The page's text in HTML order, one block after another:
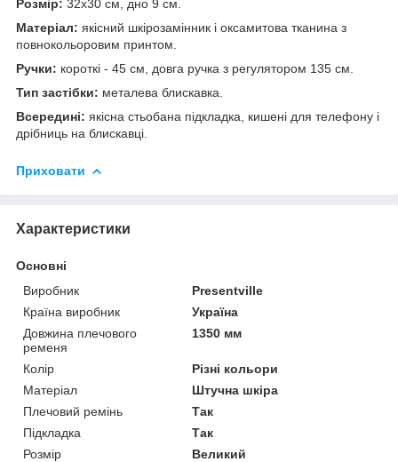
Розмір: 32х30 см, дно 9 см.
Матеріал: якісний шкірозамінник і оксамитова тканина з
повнокольоровим принтом.
Ручки: короткі - 45 см, довга ручка з регулятором 135 см.
Тип застібки: металева блискавка.
Всередині: якісна стьобана підкладка, кишені для телефону і
дрібниць на блискавці.
Приховати
Характеристики
Основні
Виробник
Presentville
Країна виробник
Україна
Довжина плечового
ременя
1350 мм
Колір
Різні кольори
Матеріал
Штучна шкіра
Плечовий ремінь
Так
Підкладка
Так
Розмір
Великий